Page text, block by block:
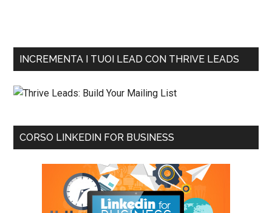
INCREMENTA I TUOI LEAD CON THRIVE LEADS
CORSO LINKEDIN FOR BUSINESS